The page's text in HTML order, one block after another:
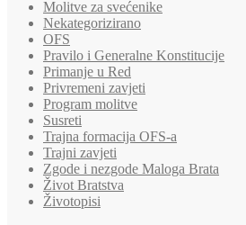
Molitve za svećenike
Nekategorizirano
OFS
Pravilo i Generalne Konstitucije
Primanje u Red
Privremeni zavjeti
Program molitve
Susreti
Trajna formacija OFS-a
Trajni zavjeti
Zgode i nezgode Maloga Brata
Život Bratstva
Životopisi